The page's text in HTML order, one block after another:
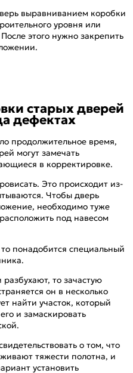
выравниванием коробки
уровня или
этого нужно закрепить
старых дверей
дефектах
продолжительное время,
могут замечать
в корректировке.
Это происходит из-
Чтобы дверь
необходимо туже
под навесом
понадобится специальный
то зачастую
он в несколько
найти участок, который
и замаскировать
о том, что
тяжести полотна, и
установить